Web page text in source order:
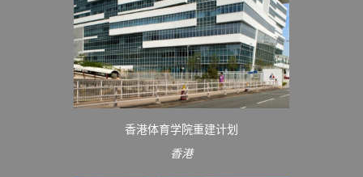
香港体育学院重建计划
香港